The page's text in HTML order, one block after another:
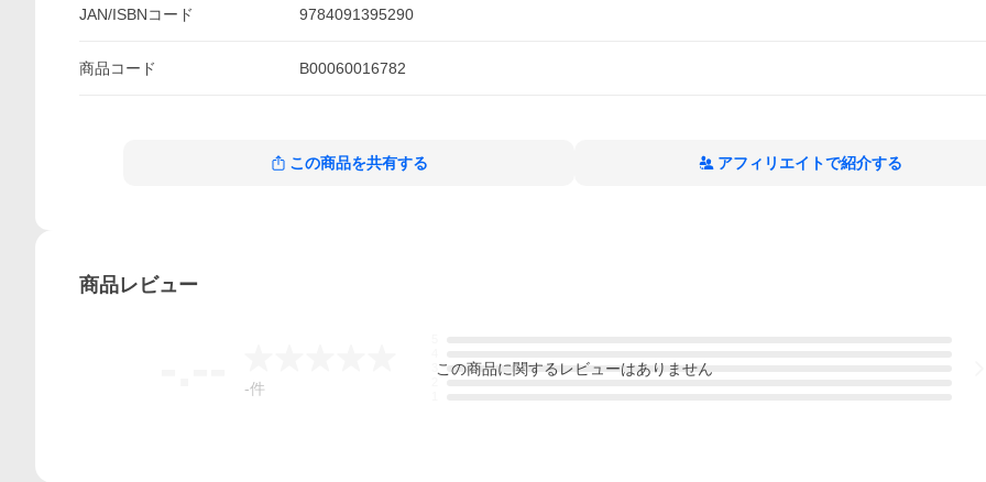
JAN/ISBNコード 9784091395290
商品コード B00060016782
この商品を共有する アフィリエイトで紹介する
商品レビュー
-件
この商品に関するレビューはありません